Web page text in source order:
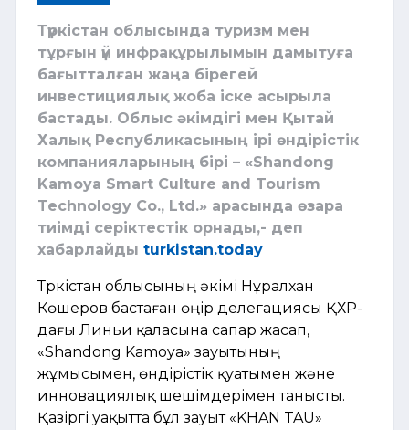
Түркістан облысында туризм мен
тұрғын үй инфрақұрылымын дамытуға
бағытталған жаңа бірегей
инвестициялық жоба іске асырыла
бастады. Облыс әкімдігі мен Қытай
Халық Республикасының ірі өндірістік
компанияларының бірі – «Shandong
Kamoya Smart Culture and Tourism
Technology Co., Ltd.» арасында өзара
тиімді серіктестік орнады,- деп
хабарлайды turkistan.today
Түркістан облысының әкімі Нұралхан
Көшеров бастаған өңір делегациясы ҚХР-
дағы Линьи қаласына сапар жасап,
«Shandong Kamoya» зауытының
жұмысымен, өндірістік қуатымен және
инновациялық шешімдерімен танысты.
Қазіргі уақытта бұл зауыт «KHAN TAU»